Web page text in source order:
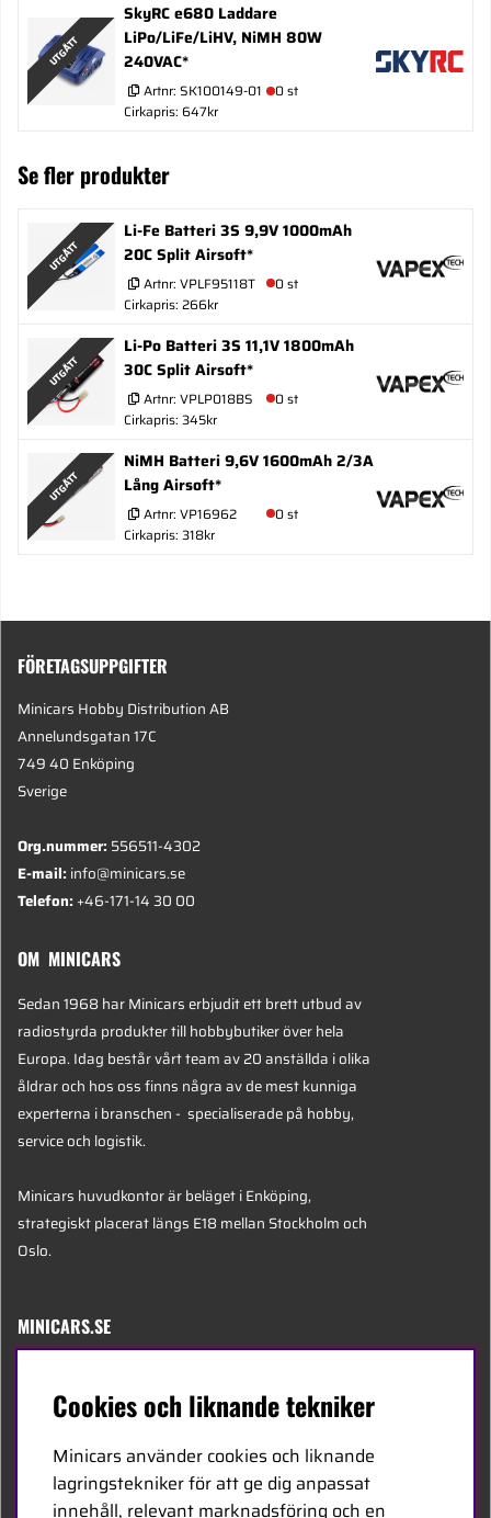
UTGÅTT
SkyRC e680 Laddare
LiPo/LiFe/LiHV, NiMH 80W
240VAC*
Artnr: SK100149-01
0 st
Cirkapris: 647kr
Se fler produkter
UTGÅTT
Li-Fe Batteri 3S 9,9V 1000mAh
20C Split Airsoft*
Artnr: VPLF95118T
0 st
Cirkapris: 266kr
UTGÅTT
Li-Po Batteri 3S 11,1V 1800mAh
30C Split Airsoft*
Artnr: VPLP018BS
0 st
Cirkapris: 345kr
UTGÅTT
NiMH Batteri 9,6V 1600mAh 2/3A
Lång Airsoft*
Artnr: VP16962
0 st
Cirkapris: 318kr
FÖRETAGSUPPGIFTER
Minicars Hobby Distribution AB
Annelundsgatan 17C
749 40 Enköping
Sverige
Org.nummer:556511-4302
E-mail:info@minicars.se
Telefon:+46-171-14 30 00
OM MINICARS
Sedan 1968 har Minicars erbjudit ett brett utbud av
radiostyrda produkter till hobbybutiker över hela
Europa. Idag består vårt team av 20 anställda i olika
åldrar och hos oss finns några av de mest kunniga
experterna i branschen - specialiserade på hobby,
service och logistik.
Minicars huvudkontor är beläget i Enköping,
strategiskt placerat längs E18 mellan Stockholm och
Oslo.
MINICARS.SE
Bli återförsäljare
Cookies och liknande tekniker
Minicars använder cookies och liknande
lagringstekniker för att ge dig anpassat
innehåll, relevant marknadsföring och en